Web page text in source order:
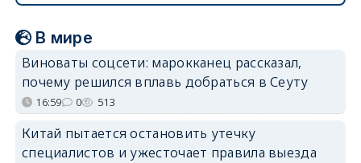
В мире
Виноваты соцсети: марокканец рассказал,
почему решился вплавь добраться в Сеуту
16:59 0 513
Китай пытается остановить утечку
специалистов и ужесточает правила выезда